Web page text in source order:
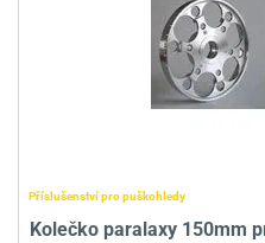
Příslušenství pro puškohledy
Kolečko paralaxy 150mm